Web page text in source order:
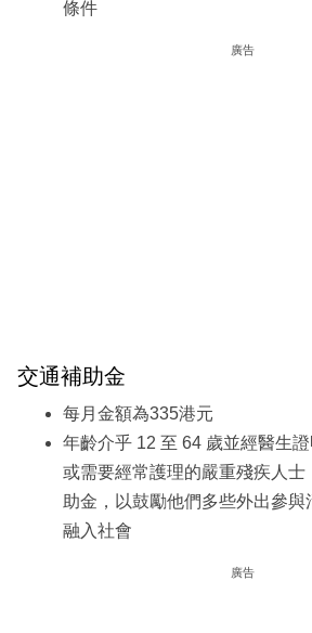
條件
廣告
交通補助金
每月金額為335港元
年齡介乎 12 至 64 歲並經醫生
或需要經常護理的嚴重殘疾人士
助金，以鼓勵他們多些外出參與
融入社會
廣告